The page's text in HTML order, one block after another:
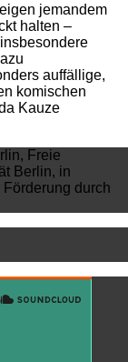
jemandem
halten –
auffällige,
komischen
Kauze
Freie
Berlin, in
durch